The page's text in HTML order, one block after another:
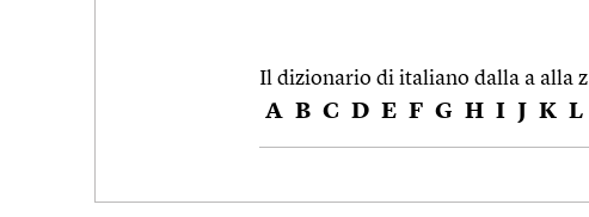
Il dizionario di italiano dalla a alla z
A B C D E F G H I J K L